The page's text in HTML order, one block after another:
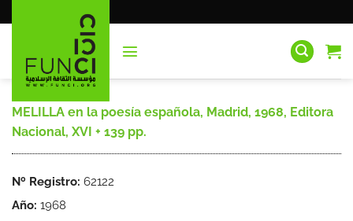
al
MELILLA en la poesía española, Madrid, 1968, Editora
Nacional, XVI + 139 pp.
Nº Registro: 62122
Año: 1968